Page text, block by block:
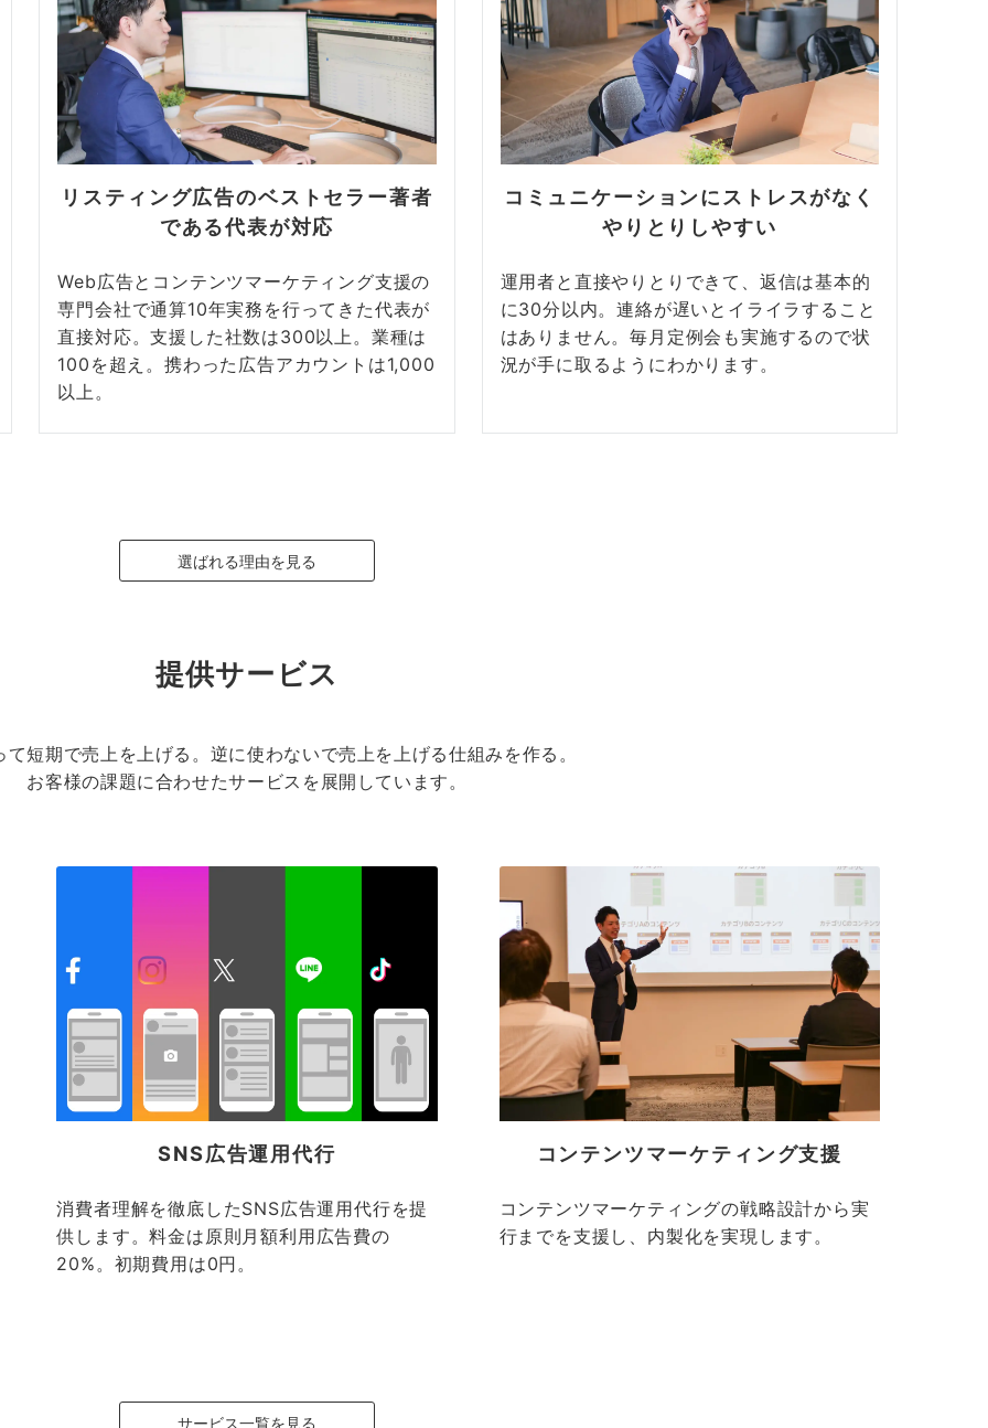
リスティング広告のベストセラー著者
である代表が対応
Web広告とコンテンツマーケティング支援の
専門会社で通算10年実務を行ってきた代表が
直接対応。支援した社数は300以上。業種は
100を超え。携わった広告アカウントは1,000
以上。
コミュニケーションにストレスがなく
やりとりしやすい
運用者と直接やりとりできて、返信は基本的
に30分以内。連絡が遅いとイライラすること
はありません。毎月定例会も実施するので状
況が手に取るようにわかります。
選ばれる理由を見る
提供サービス
て短期で売上を上げる。逆に使わないで売上を上げる仕組みを作る。
お客様の課題に合わせたサービスを展開しています。
SNS広告運用代行
消費者理解を徹底したSNS広告運用代行を提
供します。料金は原則月額利用広告費の
20%。初期費用は0円。
コンテンツマーケティング支援
コンテンツマーケティングの戦略設計から実
行までを支援し、内製化を実現します。
サービス一覧を見る